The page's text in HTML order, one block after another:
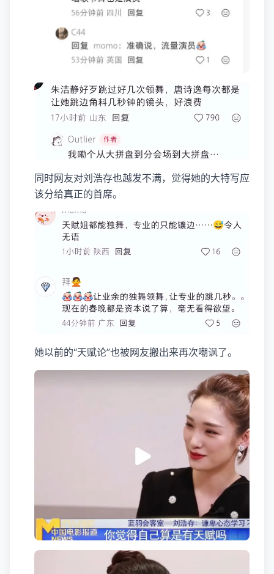
同时网友对刘浩存也越发不满，觉得她的大特写应
该分给真正的首席。
她以前的“天赋论”也被网友搬出来再次嘲讽了。